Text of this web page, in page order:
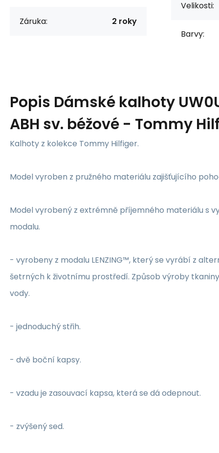
Záruka: 2 roky
Velikosti:
Barvy:
Popis Dámské kalhoty
ABH sv. béžové - Tommy
Kalhoty z kolekce Tommy Hilfiger.
Model vyroben z pružného materiálu zajišťujícího
Model vyrobený z extrémně příjemného materiálu s
modalu.
- vyrobeny z modalu LENZING™, který se vyrábí z
šetrných k životnímu prostředí. Způsob výroby
vody.
- jednoduchý střih.
- dvě boční kapsy.
- vzadu je zasouvací kapsa, která se dá odepnout.
- zvýšený sed.